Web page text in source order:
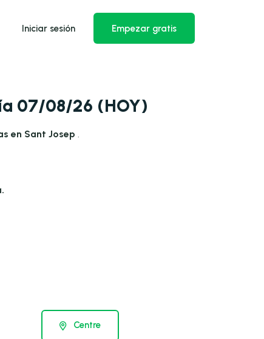
Iniciar sesión Empezar gratis
07/08/26 (HOY)
en Sant Josep .
Centre